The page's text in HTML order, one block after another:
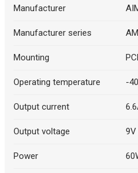
Manufacturer
Manufacturer series
Mounting
Operating temperature -
Output current
Output voltage 9V
Power